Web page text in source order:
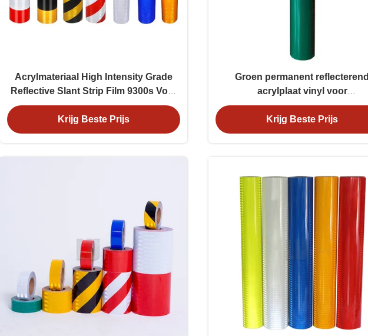
Acrylmateriaal High Intensity Grade
Reflective Slant Strip Film 9300s Voor
auto-stickers
Krijg Beste Prijs
Groen permanent reflecterend
acrylplaat vinyl voor
verkeersveiligheid
Krijg Beste Prijs